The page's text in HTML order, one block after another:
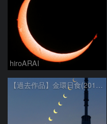
hiroARAI
【過去作品】金環日食(2012年5月21日)の連続写真と東京スカイツリー